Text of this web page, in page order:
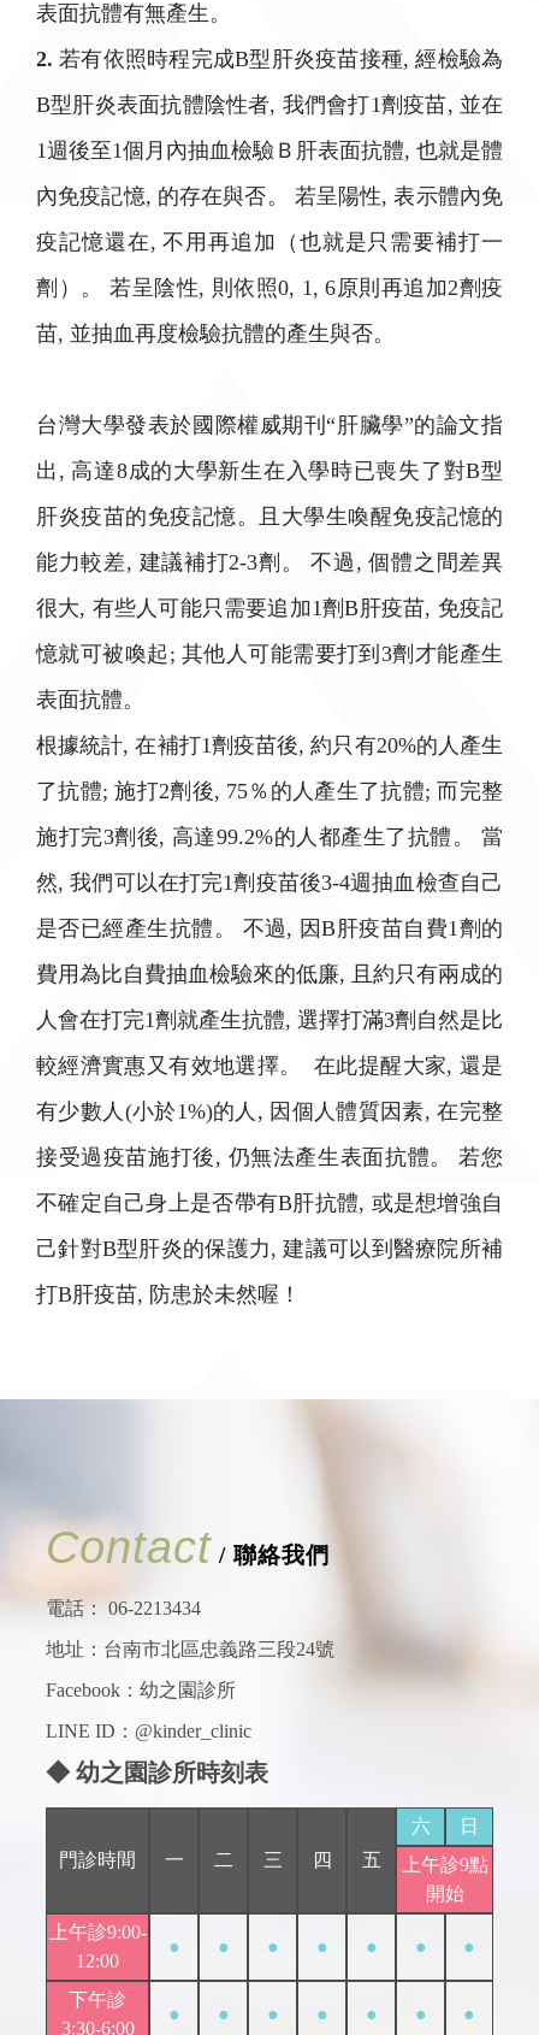
表面抗體有無產生。
2.若有依照時程完成B型肝炎疫苗接種, 經檢驗為
B型肝炎表面抗體陰性者, 我們會打1劑疫苗, 並在
1週後至1個月內抽血檢驗Ｂ肝表面抗體, 也就是體
內免疫記憶, 的存在與否。 若呈陽性, 表示體內免
疫記憶還在, 不用再追加（也就是只需要補打一
劑）。 若呈陰性, 則依照0, 1, 6原則再追加2劑疫
苗, 並抽血再度檢驗抗體的產生與否。
台灣大學發表於國際權威期刊“肝臟學”的論文指
出, 高達8成的大學新生在入學時已喪失了對B型
肝炎疫苗的免疫記憶。且大學生喚醒免疫記憶的
能力較差, 建議補打2-3劑。 不過, 個體之間差異
很大, 有些人可能只需要追加1劑B肝疫苗, 免疫記
憶就可被喚起; 其他人可能需要打到3劑才能產生
表面抗體。
根據統計, 在補打1劑疫苗後, 約只有20%的人產生
了抗體; 施打2劑後, 75％的人產生了抗體; 而完整
施打完3劑後, 高達99.2%的人都產生了抗體。 當
然, 我們可以在打完1劑疫苗後3-4週抽血檢查自己
是否已經產生抗體。 不過, 因B肝疫苗自費1劑的
費用為比自費抽血檢驗來的低廉, 且約只有兩成的
人會在打完1劑就產生抗體, 選擇打滿3劑自然是比
較經濟實惠又有效地選擇。 在此提醒大家, 還是
有少數人(小於1%)的人, 因個人體質因素, 在完整
接受過疫苗施打後, 仍無法產生表面抗體。 若您
不確定自己身上是否帶有B肝抗體, 或是想增強自
己針對B型肝炎的保護力, 建議可以到醫療院所補
打B肝疫苗, 防患於未然喔！
Contact / 聯絡我們
電話：
06-2213434
地址：台南市北區忠義路三段24號
Facebook： 幼之園診所
LINE ID：@kinder_clinic
◆ 幼之園診所時刻表
門診時間 一 二 三 四 五
六
日
上午診9點
開始
上午診9:00-
12:00
● ● ● ● ● ● ●
下午診
3:30-6:00
● ● ● ● ● ● ●